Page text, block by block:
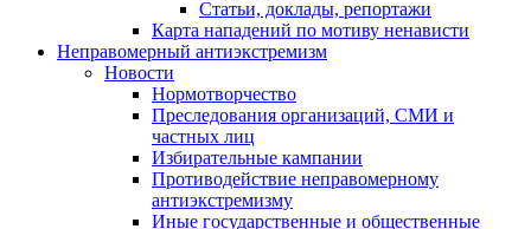
Статьи, доклады, репортажи
Карта нападений по мотиву ненависти
Неправомерный антиэкстремизм
Новости
Нормотворчество
Преследования организаций, СМИ и
частных лиц
Избирательные кампании
Противодействие неправомерному
антиэкстремизму
Иные государственные и общественные